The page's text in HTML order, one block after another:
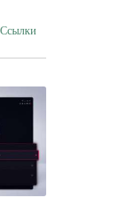
Ссылки